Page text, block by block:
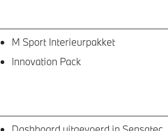
M Sport Interieurpakket
Innovation Pack